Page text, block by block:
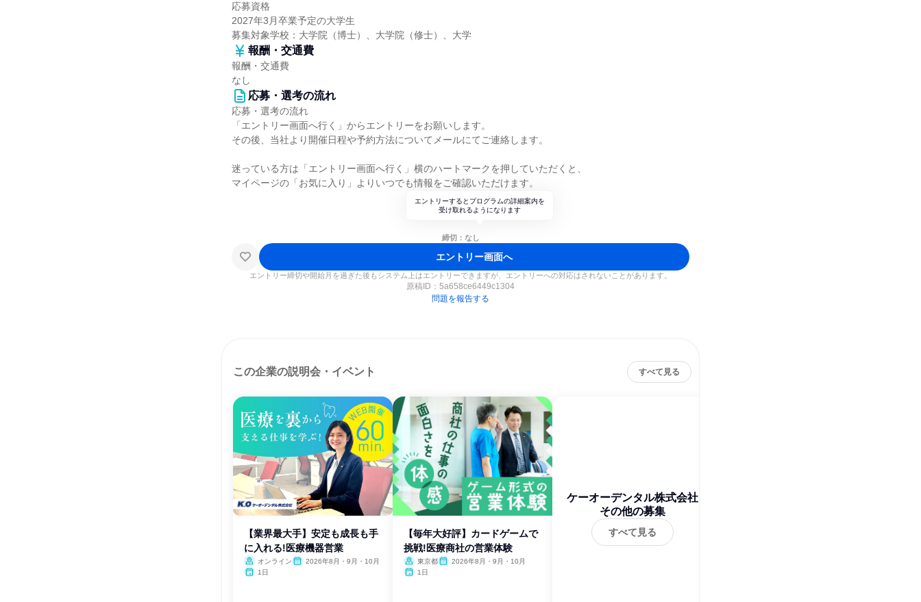
応募資格
2027年3月卒業予定の大学生
募集対象学校：大学院（博士）、大学院（修士）、大学
報酬・交通費
報酬・交通費
なし
応募・選考の流れ
応募・選考の流れ
「エントリー画面へ行く」からエントリーをお願いします。
その後、当社より開催日程や予約方法についてメールにてご連絡します。
迷っている方は「エントリー画面へ行く」横のハートマークを押していただくと、
マイページの「お気に入り」よりいつでも情報をご確認いただけます。
エントリーするとプログラムの詳細案内を
受け取れるようになります
締切：なし
エントリー画面へ
エントリー締切や開始月を過ぎた後もシステム上はエントリーできますが、エントリーへの対応はされないことがあります。
原稿ID： 5a658ce6449c1304
問題を報告する
この企業の説明会・イベント すべて見る
【業界最大手】安定も成長も手
に入れる!医療機器営業
オンライン
2026年8月・9月・10月
1日
【毎年大好評】カードゲームで
挑戦!医療商社の営業体験
東京都
2026年8月・9月・10月
1日
ケーオーデンタル株式会社
その他の募集
すべて見る